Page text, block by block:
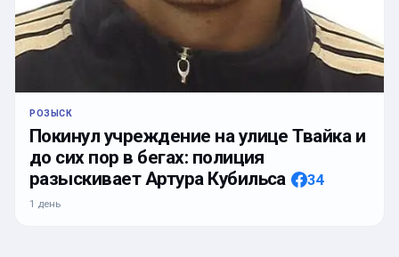
РОЗЫСК
Покинул учреждение на улице Твайка и
до сих пор в бегах: полиция
разыскивает Артура Кубильса
34
1 день